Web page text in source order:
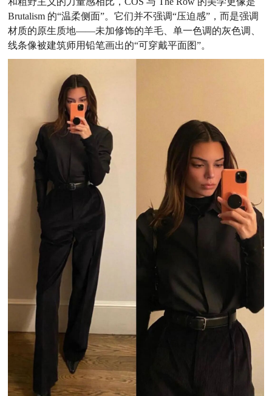
Brutalism 的“温柔侧面”。它们并不强调“压迫感”，而是强调
材质的原生质地——未加修饰的羊毛、单一色调的灰色调、
线条像被建筑师用铅笔画出的“可穿戴平面图”。